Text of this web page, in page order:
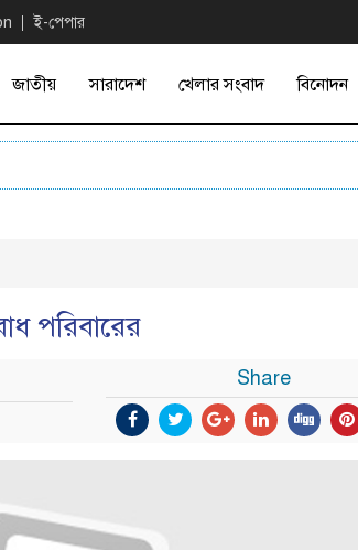
ই-পেপার
জাতীয় সারাদেশ খেলার সংবাদ বিনোদন
পরিবারের
Share